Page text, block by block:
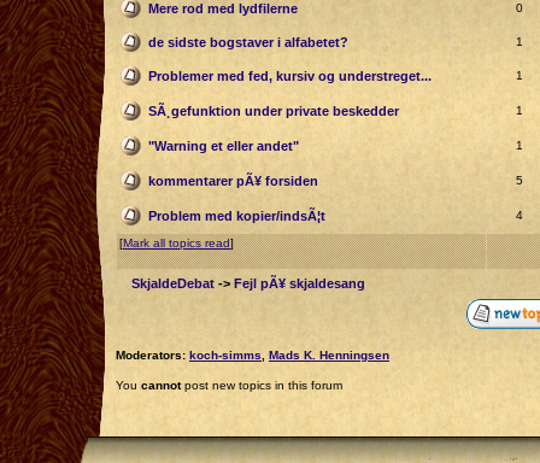
Mere rod med lydfilerne 0
de sidste bogstaver i alfabetet? 1
Problemer med fed, kursiv og understreget... 1
SÃ¸gefunktion under private beskedder 1
"Warning et eller andet" 1
kommentarer pÃ¥ forsiden 5
Problem med kopier/indsÃ¦t 4
[Mark all topics read]
SkjaldeDebat -> Fejl pÃ¥ skjaldesang
Moderators: koch-simms Mads K. Henningsen
You cannotpost new topics in this forum